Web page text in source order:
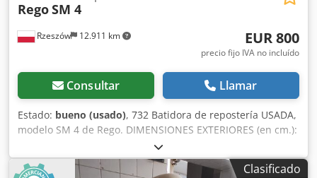
Rzeszów 12.911 km
RegoSM 4
EUR 800
precio fijo IVA no incluído
Consultar Llamar
Estado: bueno (usado), 732 Batidora de repostería USADA,
modelo SM 4 de Rego. DIMENSIONES EXTERIORES (en cm.):
Chodpfx Acort Uv Tsboa - W 70, - D 65, - H 150.
EQUIPAMIENTO: - 2 marmitas (capacidad: 40 l) - 4 varillas
El equipo está listo para ser visto en nuestro almacén (36-
Clasificado